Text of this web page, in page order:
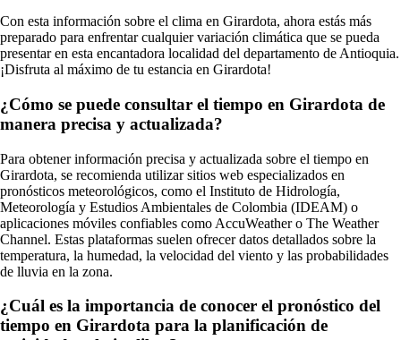
Con esta información sobre el clima en Girardota, ahora estás más
preparado para enfrentar cualquier variación climática que se pueda
presentar en esta encantadora localidad del departamento de Antioquia.
¡Disfruta al máximo de tu estancia en Girardota!
¿Cómo se puede consultar el tiempo en Girardota de
manera precisa y actualizada?
Para obtener información precisa y actualizada sobre el tiempo en
Girardota, se recomienda utilizar sitios web especializados en
pronósticos meteorológicos, como el Instituto de Hidrología,
Meteorología y Estudios Ambientales de Colombia (IDEAM) o
aplicaciones móviles confiables como AccuWeather o The Weather
Channel. Estas plataformas suelen ofrecer datos detallados sobre la
temperatura, la humedad, la velocidad del viento y las probabilidades
de lluvia en la zona.
¿Cuál es la importancia de conocer el pronóstico del
tiempo en Girardota para la planificación de